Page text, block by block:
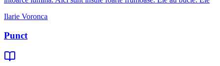
Ilarie Voronca
Punct